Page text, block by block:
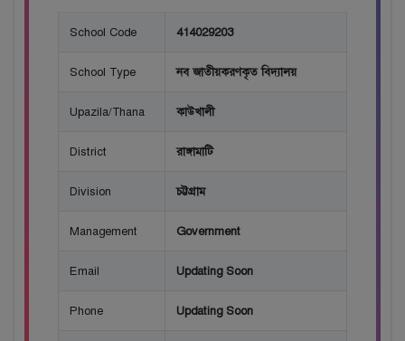
School Code 414029203
School Type নব জাতীয়করণকৃত বিদ্যালয়
Upazila/Thana কাউখালী
District রাঙ্গামাটি
Division চট্টগ্রাম
Management Government
Email Updating Soon
Phone Updating Soon